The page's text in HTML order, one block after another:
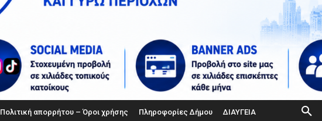
Πολιτική απορρήτου – Όροι χρήσης Πληροφορίες Δήμου ΔΙΑΥΓΕΙΑ